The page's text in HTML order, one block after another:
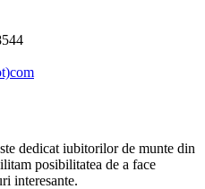
dedicat iubitorilor de munte din
posibilitatea de a face
interesante.